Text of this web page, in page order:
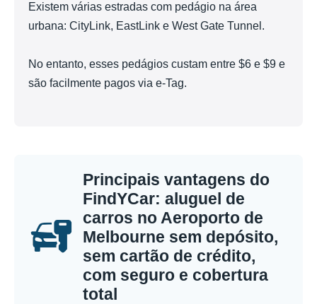
Existem várias estradas com pedágio na área
urbana: CityLink, EastLink e West Gate Tunnel.
No entanto, esses pedágios custam entre $6 e $9 e
são facilmente pagos via e-Tag.
Principais vantagens do
FindYCar: aluguel de
carros no Aeroporto de
Melbourne sem depósito,
sem cartão de crédito,
com seguro e cobertura
total